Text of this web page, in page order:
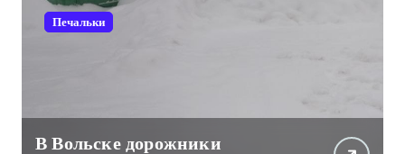
Печальки
В Вольске дорожники